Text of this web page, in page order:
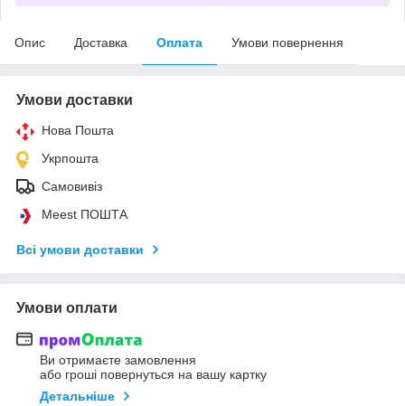
Опис Доставка Оплата Умови повернення
Умови доставки
Нова Пошта
Укрпошта
Самовивіз
Meest ПОШТА
Всі умови доставки
Умови оплати
Ви отримаєте замовлення
або гроші повернуться на вашу картку
Детальніше